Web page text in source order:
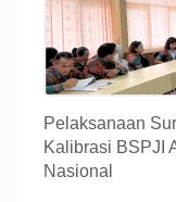
Pelaksanaan
Kalibrasi BSPJI
Nasional